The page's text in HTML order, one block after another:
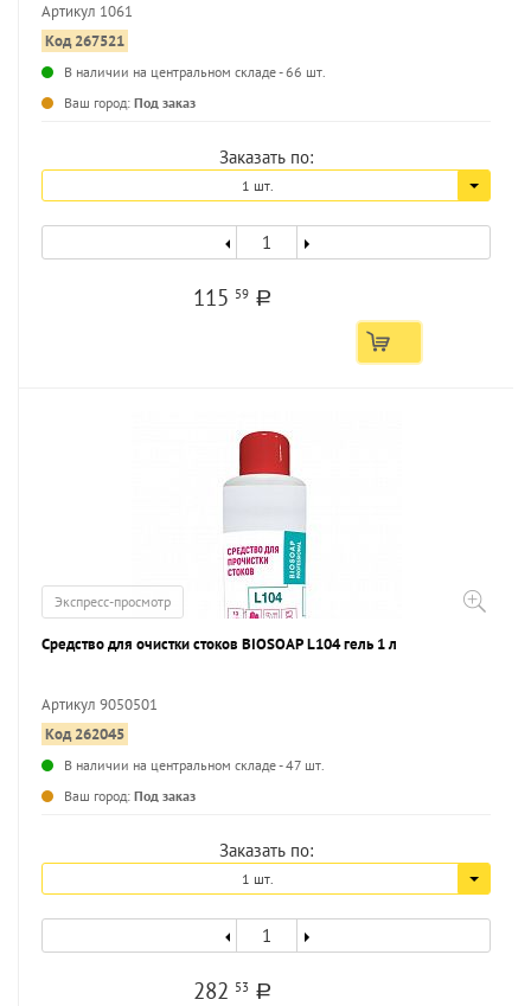
Артикул 1061
Код 267521
В наличии на центральном складе - 66 шт.
Ваш город: Под заказ
Заказать по:
1 шт.
115 59 a
Экспресс-просмотр
Средство для очистки стоков BIOSOAP L104 гель 1 л
Артикул 9050501
Код 262045
В наличии на центральном складе - 47 шт.
Ваш город: Под заказ
Заказать по:
1 шт.
282 53 a